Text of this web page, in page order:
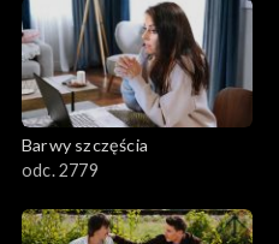
Barwy szczęścia
odc. 2779